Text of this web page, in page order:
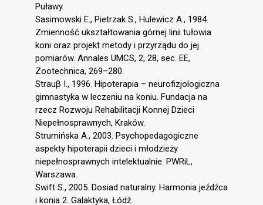
Puławy.
Sasimowski E., Pietrzak S., Hulewicz A., 1984.
Zmienność ukształtowania górnej linii tułowia
koni oraz projekt metody i przyrządu do jej
pomiarów. Annales UMCS, 2, 28, sec. EE,
Zootechnica, 269–280.
Strauβ I., 1996. Hipoterapia – neurofizjologiczna
gimnastyka w leczeniu na koniu. Fundacja na
rzecz Rozwoju Rehabilitacji Konnej Dzieci
Niepełnosprawnych, Kraków.
Strumińska A., 2003. Psychopedagogiczne
aspekty hipoterapii dzieci i młodzieży
niepełnosprawnych intelektualnie. PWRiL,
Warszawa.
Swift S., 2005. Dosiad naturalny. Harmonia jeźdźca
i konia 2. Galaktyka, Łódź.